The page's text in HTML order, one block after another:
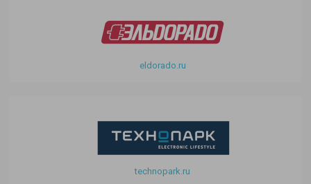
eldorado.ru
technopark.ru